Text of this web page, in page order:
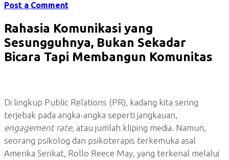
Post a Comment
Rahasia Komunikasi yang
Sesungguhnya, Bukan Sekadar
Bicara Tapi Membangun Komunitas
Di lingkup Public Relations (PR), kadang kita sering
terjebak pada angka-angka seperti jangkauan,
engagement rate, atau jumlah kliping media. Namun,
seorang psikolog dan psikoterapis terkemuka asal
Amerika Serikat, Rollo Reece May, yang terkenal melalui